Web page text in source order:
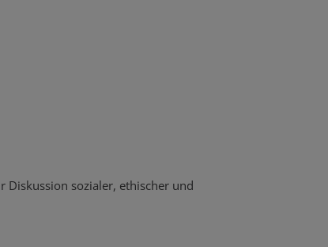
Diskussion sozialer, ethischer und